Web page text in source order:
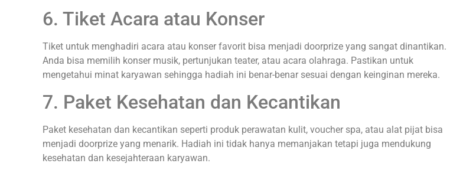
6. Tiket Acara atau Konser
Tiket untuk menghadiri acara atau konser favorit bisa menjadi doorprize yang sangat dinantikan.
Anda bisa memilih konser musik, pertunjukan teater, atau acara olahraga. Pastikan untuk
mengetahui minat karyawan sehingga hadiah ini benar-benar sesuai dengan keinginan mereka.
7. Paket Kesehatan dan Kecantikan
Paket kesehatan dan kecantikan seperti produk perawatan kulit, voucher spa, atau alat pijat bisa
menjadi doorprize yang menarik. Hadiah ini tidak hanya memanjakan tetapi juga mendukung
kesehatan dan kesejahteraan karyawan.